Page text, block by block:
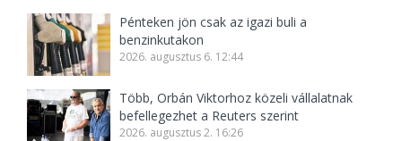
Pénteken jön csak az igazi buli a
benzinkutakon
2026. augusztus 6. 12:44
Több, Orbán Viktorhoz közeli vállalatnak
befellegezhet a Reuters szerint
2026. augusztus 2. 16:26